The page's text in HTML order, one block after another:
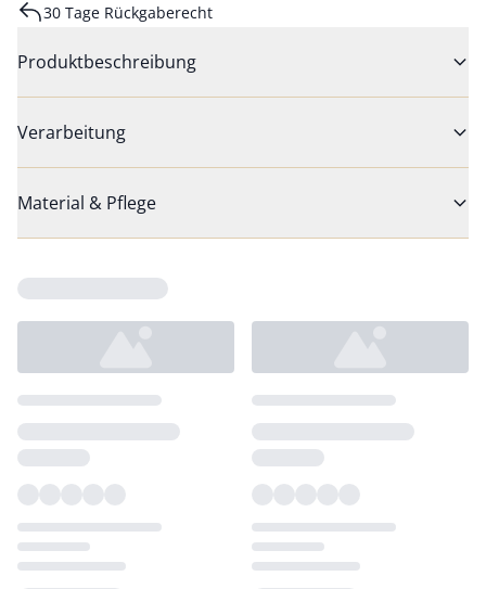
30 Tage Rückgaberecht
Produktbeschreibung
Verarbeitung
Material & Pflege